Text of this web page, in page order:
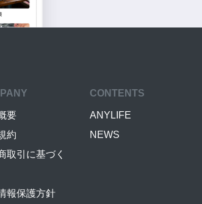
要
約
取引に基づく
報保護方針
CONTENTS
ANYLIFE
NEWS